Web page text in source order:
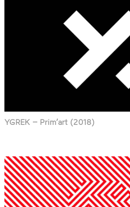
YGREK – Prim’art (2018)